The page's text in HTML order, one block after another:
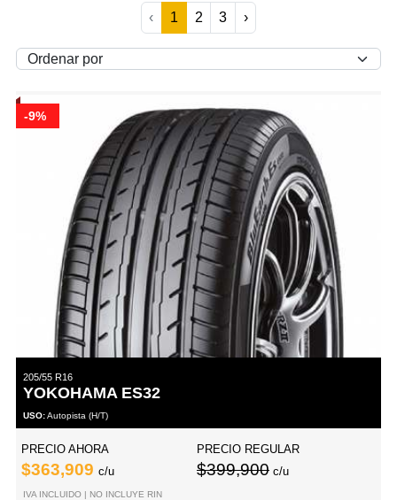
‹ 1 2 3 ›
-9%
205/55 R16
YOKOHAMA ES32
USO:Autopista (H/T)
PRECIO AHORA
$363,909 c/u
PRECIO REGULAR
$399,900 c/u
IVA INCLUIDO | NO INCLUYE RIN